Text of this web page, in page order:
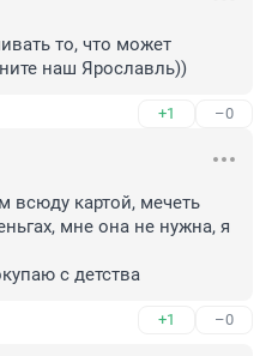
то, что может
наш Ярославль))
+1 –0
всюду картой, мечеть
мне она не нужна, я
с детства
+1 –0